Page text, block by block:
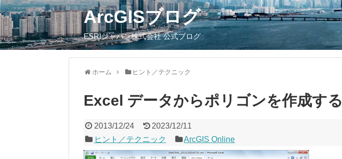
ArcGISブログ
ESRIジャパン株式会社 公式ブログ
ホーム ヒント／テクニック
Excel データからポリゴンを作成する
2013/12/24
2023/12/11
ヒント／テクニック
ArcGIS Online